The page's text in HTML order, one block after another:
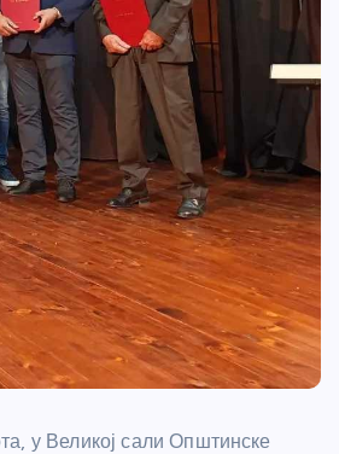
у Великој сали Општинске